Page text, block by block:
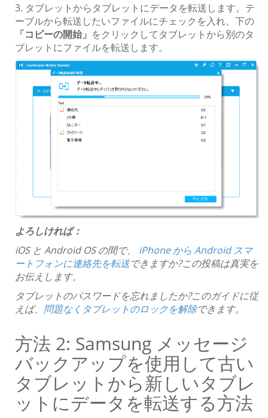
3. タブレットからタブレットにデータを転送します。テ
ーブルから転送したいファイルにチェックを入れ、下の
「コピーの開始」 をクリックしてタブレットから別のタ
ブレットにファイルを転送します。
よろしければ：
iOS と Android OS の間で、 iPhone から Android スマ
ートフォンに連絡先を転送できますか?この投稿は真実を
お伝えします。
タブレットのパスワードを忘れましたか?このガイドに従
えば、 問題なくタブレットのロックを解除できます。
方法 2: Samsung メッセージ
バックアップを使用して古い
タブレットから新しいタブレ
ットにデータを転送する方法